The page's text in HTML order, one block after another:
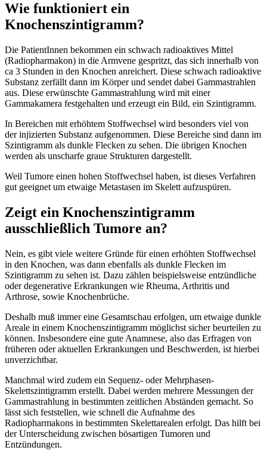
Wie funktioniert ein
Knochenszintigramm?
Die PatientInnen bekommen ein schwach radioaktives Mittel
(Radiopharmakon) in die Armvene gespritzt, das sich innerhalb von
ca 3 Stunden in den Knochen anreichert. Diese schwach radioaktive
Substanz zerfällt dann im Körper und sendet dabei Gammastrahlen
aus. Diese erwünschte Gammastrahlung wird mit einer
Gammakamera festgehalten und erzeugt ein Bild, ein Szintigramm.
In Bereichen mit erhöhtem Stoffwechsel wird besonders viel von
der injizierten Substanz aufgenommen. Diese Bereiche sind dann im
Szintigramm als dunkle Flecken zu sehen. Die übrigen Knochen
werden als unscharfe graue Strukturen dargestellt.
Weil Tumore einen hohen Stoffwechsel haben, ist dieses Verfahren
gut geeignet um etwaige Metastasen im Skelett aufzuspüren.
Zeigt ein Knochenszintigramm
ausschließlich Tumore an?
Nein, es gibt viele weitere Gründe für einen erhöhten Stoffwechsel
in den Knochen, was dann ebenfalls als dunkle Flecken im
Szintigramm zu sehen ist. Dazu zählen beispielsweise entzündliche
oder degenerative Erkrankungen wie Rheuma, Arthritis und
Arthrose, sowie Knochenbrüche.
Deshalb muß immer eine Gesamtschau erfolgen, um etwaige dunkle
Areale in einem Knochenszintigramm möglichst sicher beurteilen zu
können. Insbesondere eine gute Anamnese, also das Erfragen von
früheren oder aktuellen Erkrankungen und Beschwerden, ist hierbei
unverzichtbar.
Manchmal wird zudem ein Sequenz- oder Mehrphasen-
Skelettszintigramm erstellt. Dabei werden mehrere Messungen der
Gammastrahlung in bestimmten zeitlichen Abständen gemacht. So
lässt sich feststellen, wie schnell die Aufnahme des
Radiopharmakons in bestimmten Skelettarealen erfolgt. Das hilft bei
der Unterscheidung zwischen bösartigen Tumoren und
Entzündungen.